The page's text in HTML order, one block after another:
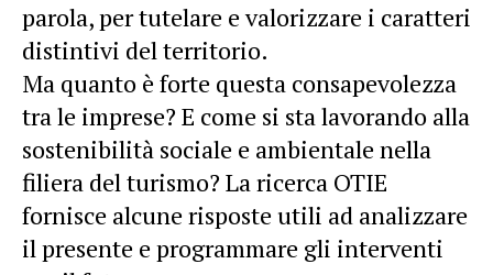
parola, per tutelare e valorizzare i caratteri
distintivi del territorio.
Ma quanto è forte questa consapevolezza
tra le imprese? E come si sta lavorando alla
sostenibilità sociale e ambientale nella
filiera del turismo? La ricerca OTIE
fornisce alcune risposte utili ad analizzare
il presente e programmare gli interventi